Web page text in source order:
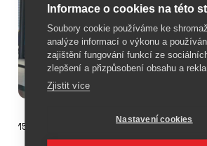
15. února 2023
Informace o cookies na této
Soubory cookie používáme ke
analýze informací o výkonu a
zajištění fungování funkcí ze
zlepšení a přizpůsobení obsahu a
Zjistit více
Nastavení cookies